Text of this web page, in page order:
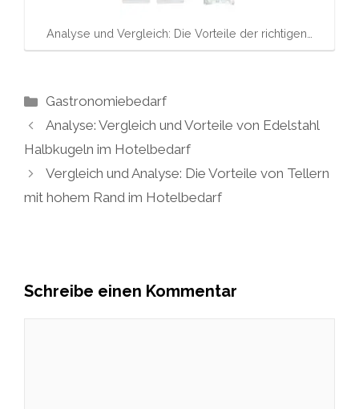
Analyse und Vergleich: Die Vorteile der richtigen…
Kategorien
Gastronomiebedarf
Analyse: Vergleich und Vorteile von Edelstahl
Halbkugeln im Hotelbedarf
Vergleich und Analyse: Die Vorteile von Tellern
mit hohem Rand im Hotelbedarf
Schreibe einen Kommentar